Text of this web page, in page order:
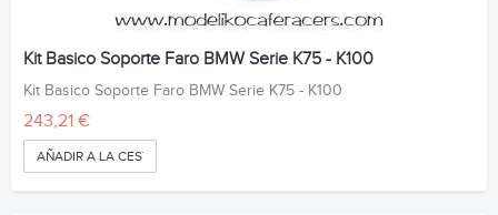
Kit Basico Soporte Faro BMW Serie K75 - K100
Kit Basico Soporte Faro BMW Serie K75 - K100
243,21 €
AÑADIR A LA CESTA